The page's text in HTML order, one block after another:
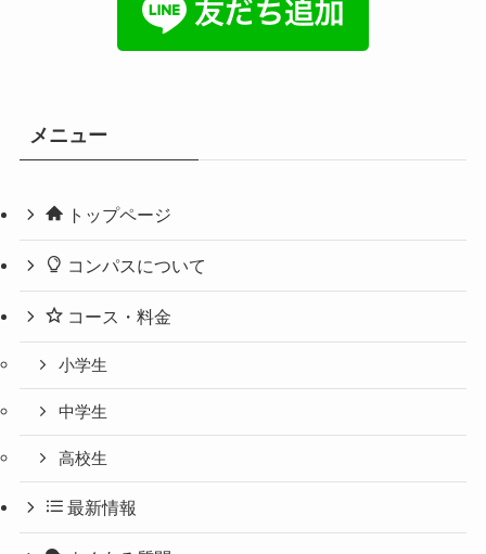
メニュー
トップページ
コンパスについて
コース・料金
小学生
中学生
高校生
最新情報